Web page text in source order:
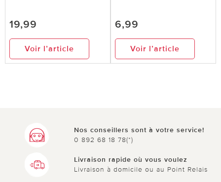
19,99
Voir l’article
6,99
Voir l’article
Nos conseillers sont à votre service!
0 892 68 18 78(*)
Livraison rapide où vous voulez
Livraison à domicile ou au Point Relais